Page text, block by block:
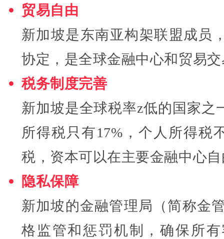
贸易自由
新加坡是东南亚构架联盟成员
协定，是全球金融中心和贸易
税务制度完善
新加坡是全球税率z低的国家之
所得税只有17%，个人所得税
税，资本可以在主要金融中心
隐私保障
新加坡的金融管理局（简称金
格监管和惩罚机制，确保所